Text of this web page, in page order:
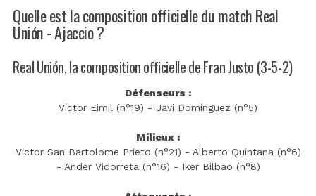
Quelle est la composition officielle du match Real
Unión - Ajaccio ?
Real Unión, la composition officielle de Fran Justo (3-5-2)
Défenseurs :
Víctor Eimil (n°19) - Javi Domínguez (n°5)
Milieux :
Victor San Bartolome Prieto (n°21) - Alberto Quintana (n°6)
- Ander Vidorreta (n°16) - Iker Bilbao (n°8)